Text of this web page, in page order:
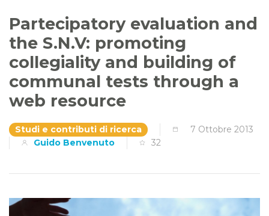
Partecipatory evaluation and
the S.N.V: promoting
collegiality and building of
communal tests through a
web resource
Studi e contributi di ricerca
7 Ottobre 2013
Guido Benvenuto
32